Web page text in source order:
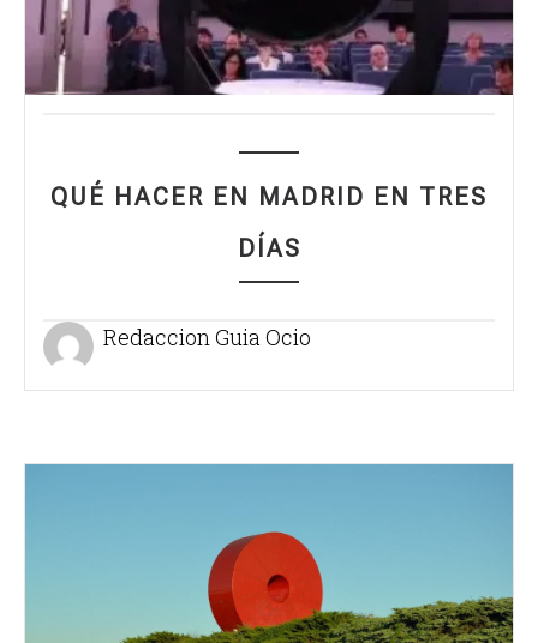
QUÉ HACER EN MADRID EN TRES
DÍAS
Redaccion Guia Ocio